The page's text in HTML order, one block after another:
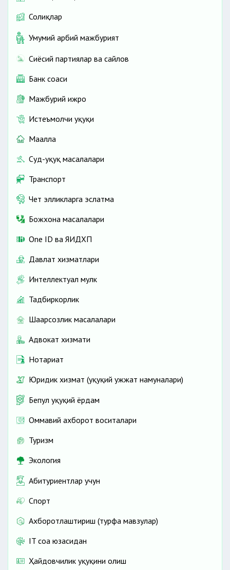
Солиқлар
Умумий ҳарбий мажбурият
Сиёсий партиялар ва сайлов
Банк соҳаси
Мажбурий ижро
Истеъмолчи ҳуқуқи
Маҳалла
Суд-ҳуқуқ масалалари
Транспорт
Чет элликларга эслатма
Божхона масалалари
One ID ва ЯИДХП
Давлат хизматлари
Интеллектуал мулк
Тадбиркорлик
Шаҳарсозлик масалалари
Адвокат хизмати
Нотариат
Юридик хизмат (ҳуқуқий ҳужжат намуналари)
Бепул ҳуқуқий ёрдам
Оммавий ахборот воситалари
Туризм
Экология
Абитуриентлар учун
Спорт
Ахборотлаштириш (турфа мавзулар)
IT соҳа юзасидан
Ҳайдовчилик ҳуқуқини олиш